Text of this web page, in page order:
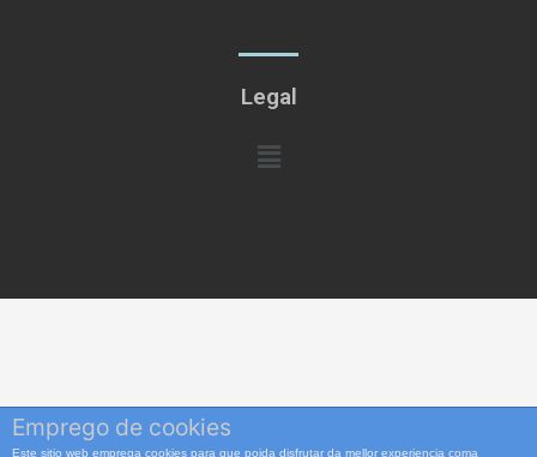
Legal
Menú
Emprego de cookies
Este sitio web emprega cookies para que poida disfrutar da mellor experiencia coma